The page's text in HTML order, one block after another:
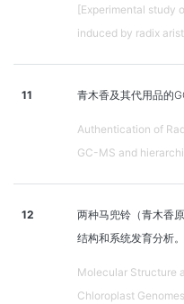
[Experimental study
induced by radix
11 青木香及其代用品的
Authentication of
GC-MS and
12
两种马兜铃（青木香
结构和系统发育分析。
Molecular Structure
Chloroplast